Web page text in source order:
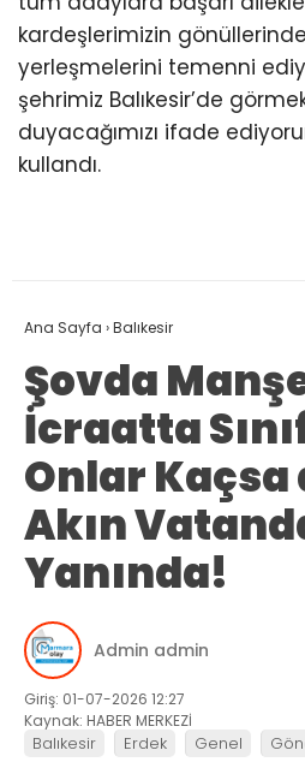
kardeşlerimizin
yerleşmelerini temenni
şehrimiz Balıkesir’de
duyacağımızı ifade
kullandı.
Ana Sayfa ›Balıkesir
Şovda
İcraatta
Onlar Kaçsa
Akın
Yanında!
Admin admin
Giriş: 01-07-2026 12:27
Kaynak: HABER MERKEZİ
Balıkesir Erdek Genel